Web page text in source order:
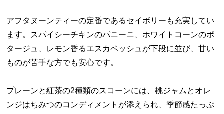
アフタヌーンティーの定番であるセイボリーも充実してい
ます。スパイシーチキンのパニーニ、ホワイトコーンのポ
タージュ、レモン香るエスカペッシュが下段に並び、甘い
ものが苦手な方でも安心です。
プレーンと紅茶の2種類のスコーンには、桃ジャムとオレ
ンジはちみつのコンディメントが添えられ、季節感たっぷ